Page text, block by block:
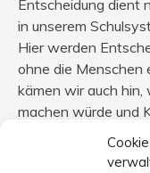
Entscheidung dient
in unserem
Hier werden
ohne die Menschen
kämen wir auch hin,
machen würde und
Bundesländer